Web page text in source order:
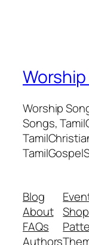
Worship
Songs,
Blog
About
FAQs
Authors
Shop